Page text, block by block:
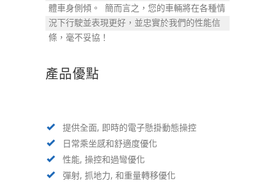
體車身側傾。 簡而言之，您的車輛將在各種情
況下行駛並表現更好，並忠實於我們的性能信
條，毫不妥協！
產品優點
提供全面, 即時的電子懸掛動態操控
日常乘坐感和舒適度優化
性能, 操控和過彎優化
彈射, 抓地力, 和重量轉移優化